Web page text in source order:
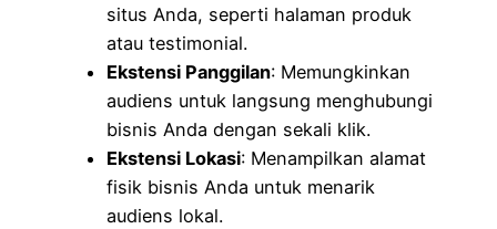
situs Anda, seperti halaman produk
atau testimonial.
Ekstensi Panggilan: Memungkinkan
audiens untuk langsung menghubungi
bisnis Anda dengan sekali klik.
Ekstensi Lokasi: Menampilkan alamat
fisik bisnis Anda untuk menarik
audiens lokal.